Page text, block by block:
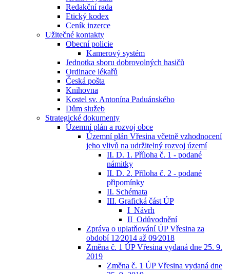
Redakční rada
Etický kodex
Ceník inzerce
Užitečné kontakty
Obecní policie
Kamerový systém
Jednotka sboru dobrovolných hasičů
Ordinace lékařů
Česká pošta
Knihovna
Kostel sv. Antonína Paduánského
Dům služeb
Strategické dokumenty
Územní plán a rozvoj obce
Územní plán Vřesina včetně vzhodnocení
jeho vlivů na udržitelný rozvoj území
II. D. 1. Příloha č. 1 - podané
námitky
II. D. 2. Příloha č. 2 - podané
připomínky
II. Schémata
III. Grafická část ÚP
I_Návrh
II_Odůvodnění
Zpráva o uplatňování ÚP Vřesina za
období 12⁄2014 až 09⁄2018
Změna č. 1 ÚP Vřesina vydaná dne 25. 9.
2019
Změna č. 1 ÚP Vřesina vydaná dne